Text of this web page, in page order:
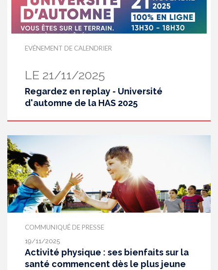
EVÉNEMENT DE CALENDRIER
LE 21/11/2025
Regardez en replay - Université
d'automne de la HAS 2025
COMMUNIQUÉ DE PRESSE
19/11/2025
Activité physique : ses bienfaits sur la
santé commencent dès le plus jeune